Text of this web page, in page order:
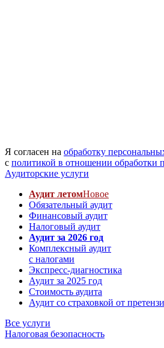
Я согласен на обработку
с политикой в отношении обработки
Аудиторские услуги
Аудит летомНовое
Обязательный аудит
Финансовый аудит
Налоговый аудит
Аудит за 2026 год
Комплексный аудит
с налогами
Экспресс-диагностика
Аудит за 2025 год
Стоимость аудита
Аудит со страховкой от
Все услуги
Налоговая безопасность